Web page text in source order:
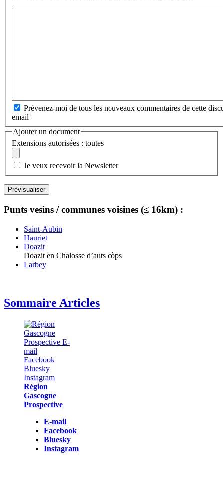
Prévenez-moi de tous les nouveaux commentaires de cette
email
Ajouter un document
Extensions autorisées : toutes
Je veux recevoir la Newsletter
Punts vesins / communes voisines (≤ 16km) :
Saint-Aubin
Hauriet
Doazit
Doazit en Chalosse d’auts còps
Larbey
Sommaire Articles
Région
Gascogne
Prospective
E-mail
Facebook
Bluesky
Instagram